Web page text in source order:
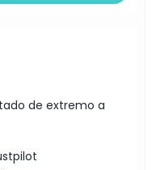
de extremo a